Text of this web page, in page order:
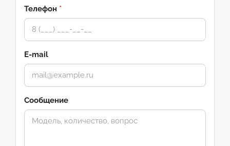
Телефон *
E-mail
Сообщение